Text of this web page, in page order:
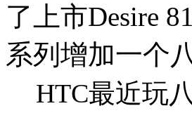
了上市Desire
系列增加一个
HTC最近玩